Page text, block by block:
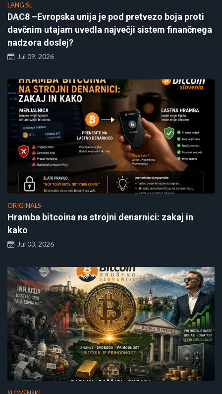
LANG:SL
DAC8 –Evropska unija je pod pretvezo boja proti
davčnim utajam uvedla največji sistem finančnega
nadzora doslej?
Jul 09, 2026
ORIGINALS
Hramba bitcoina na strojni denarnici: zakaj in
kako
Jul 03, 2026